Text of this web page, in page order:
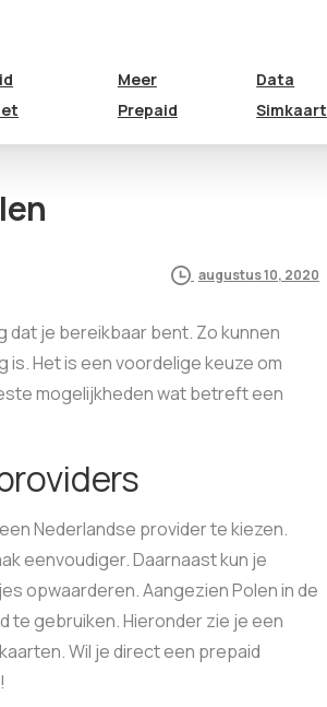
Meer
Prepaid
Data
Simkaart
augustus 10, 2020
dat je bereikbaar bent. Zo kunnen
Het is een voordelige keuze om
mogelijkheden wat betreft een
Nederlandse provider te kiezen.
eenvoudiger. Daarnaast kun je
opwaarderen. Aangezien Polen in de
te gebruiken. Hieronder zie je een
Wil je direct een prepaid